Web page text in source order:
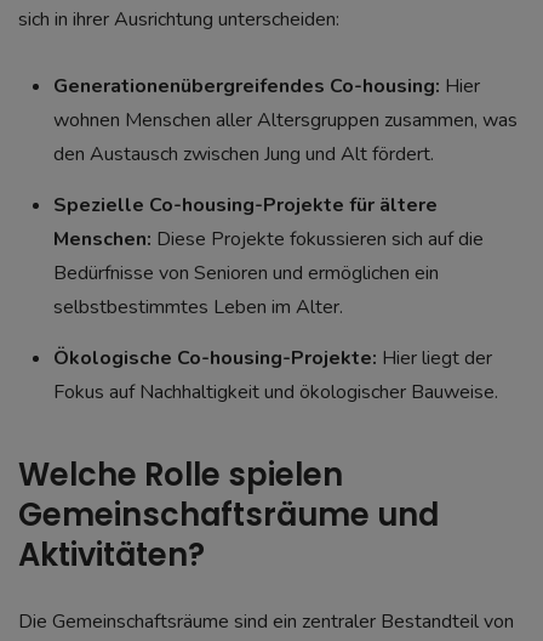
sich in ihrer Ausrichtung unterscheiden:
Generationenübergreifendes Co-housing: Hier
wohnen Menschen aller Altersgruppen zusammen, was
den Austausch zwischen Jung und Alt fördert.
Spezielle Co-housing-Projekte für ältere
Menschen: Diese Projekte fokussieren sich auf die
Bedürfnisse von Senioren und ermöglichen ein
selbstbestimmtes Leben im Alter.
Ökologische Co-housing-Projekte: Hier liegt der
Fokus auf Nachhaltigkeit und ökologischer Bauweise.
Welche Rolle spielen
Gemeinschaftsräume und
Aktivitäten?
Die Gemeinschaftsräume sind ein zentraler Bestandteil von